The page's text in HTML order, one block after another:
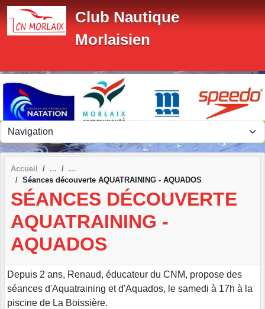
Club Nautique
Morlaisien
Accueil
Séances découverte AQUATRAINING - AQUADOS
SÉANCES DÉCOUVERTE
AQUATRAINING -
AQUADOS
Depuis 2 ans, Renaud, éducateur du CNM, propose des
séances d'Aquatraining et d'Aquados, le samedi à 17h à la
piscine de La Boissière.
Panneau de gestion des cookies